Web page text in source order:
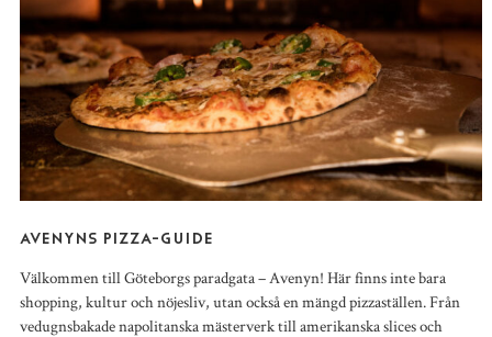
AVENYNS PIZZA-GUIDE
Välkommen till Göteborgs paradgata – Avenyn! Här finns inte bara
shopping, kultur och nöjesliv, utan också en mängd pizzaställen. Från
vedugnsbakade napolitanska mästerverk till amerikanska slices och